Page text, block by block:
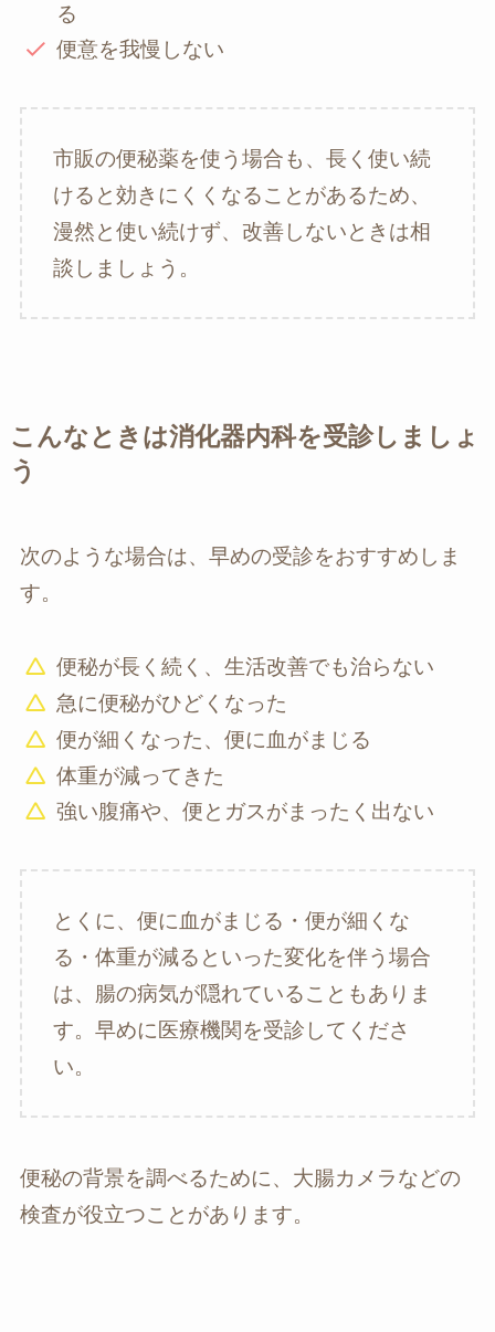
る
便意を我慢しない
市販の便秘薬を使う場合も、長く使い続
けると効きにくくなることがあるため、
漫然と使い続けず、改善しないときは相
談しましょう。
こんなときは消化器内科を受診しましょ
う
次のような場合は、早めの受診をおすすめしま
す。
便秘が長く続く、生活改善でも治らない
急に便秘がひどくなった
便が細くなった、便に血がまじる
体重が減ってきた
強い腹痛や、便とガスがまったく出ない
とくに、便に血がまじる・便が細くな
る・体重が減るといった変化を伴う場合
は、腸の病気が隠れていることもありま
す。早めに医療機関を受診してくださ
い。
便秘の背景を調べるために、大腸カメラなどの
検査が役立つことがあります。